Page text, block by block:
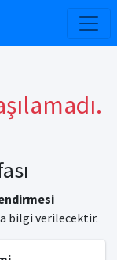
bilgi verilecektir.